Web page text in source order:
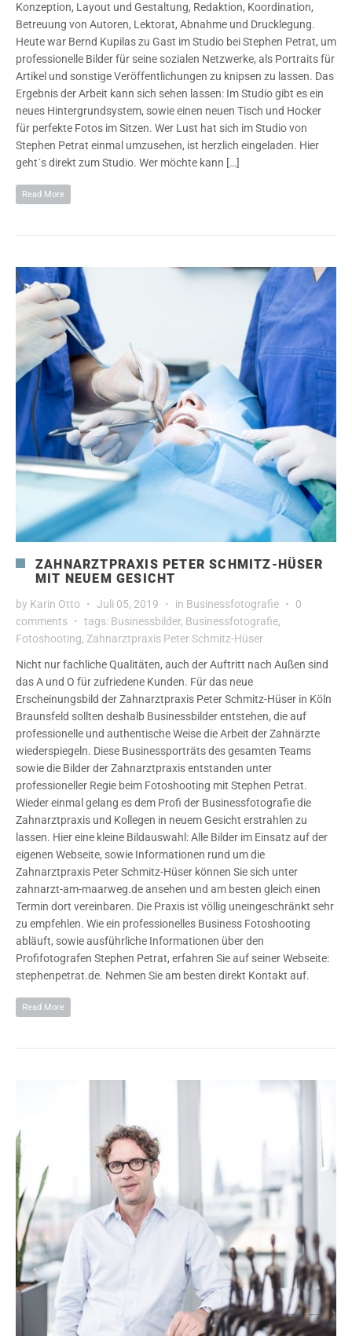
Konzeption, Layout und Gestaltung, Redaktion, Koordination,
Betreuung von Autoren, Lektorat, Abnahme und Drucklegung.
Heute war Bernd Kupilas zu Gast im Studio bei Stephen Petrat, um
professionelle Bilder für seine sozialen Netzwerke, als Portraits für
Artikel und sonstige Veröffentlichungen zu knipsen zu lassen. Das
Ergebnis der Arbeit kann sich sehen lassen: Im Studio gibt es ein
neues Hintergrundsystem, sowie einen neuen Tisch und Hocker
für perfekte Fotos im Sitzen. Wer Lust hat sich im Studio von
Stephen Petrat einmal umzusehen, ist herzlich eingeladen. Hier
geht´s direkt zum Studio. Wer möchte kann […]
Read More
ZAHNARZTPRAXIS PETER SCHMITZ-HÜSER
MIT NEUEM GESICHT
by Karin Otto Juli 05, 2019 in Businessfotografie
0
comments
tags: Businessbilder, Businessfotografie,
Fotoshooting, Zahnarztpraxis Peter Schmitz-Hüser
Nicht nur fachliche Qualitäten, auch der Auftritt nach Außen sind
das A und O für zufriedene Kunden. Für das neue
Erscheinungsbild der Zahnarztpraxis Peter Schmitz-Hüser in Köln
Braunsfeld sollten deshalb Businessbilder entstehen, die auf
professionelle und authentische Weise die Arbeit der Zahnärzte
wiederspiegeln. Diese Businessporträts des gesamten Teams
sowie die Bilder der Zahnarztpraxis entstanden unter
professioneller Regie beim Fotoshooting mit Stephen Petrat.
Wieder einmal gelang es dem Profi der Businessfotografie die
Zahnarztpraxis und Kollegen in neuem Gesicht erstrahlen zu
lassen. Hier eine kleine Bildauswahl: Alle Bilder im Einsatz auf der
eigenen Webseite, sowie Informationen rund um die
Zahnarztpraxis Peter Schmitz-Hüser können Sie sich unter
zahnarzt-am-maarweg.de ansehen und am besten gleich einen
Termin dort vereinbaren. Die Praxis ist völlig uneingeschränkt sehr
zu empfehlen. Wie ein professionelles Business Fotoshooting
abläuft, sowie ausführliche Informationen über den
Profifotografen Stephen Petrat, erfahren Sie auf seiner Webseite:
stephenpetrat.de. Nehmen Sie am besten direkt Kontakt auf.
Read More